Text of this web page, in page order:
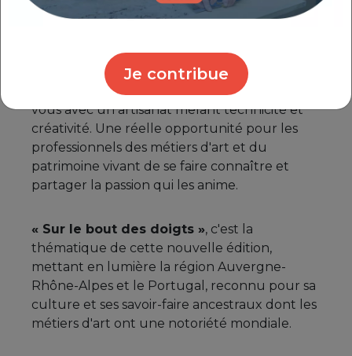
Je contribue
Une variété de formats représentative de la
Tous les ans, au printemps, des publics de
tous horizons, toutes générations ont rendez-
vous avec un artisanat mêlant technicité et
créativité. Une réelle opportunité pour les
professionnels des métiers d'art et du
patrimoine vivant de se faire connaître et
partager la passion qui les anime.
« Sur le bout des doigts », c'est la
thématique de cette nouvelle édition,
mettant en lumière la région Auvergne-
Rhône-Alpes et le Portugal, reconnu pour sa
culture et ses savoir-faire ancestraux dont les
métiers d'art ont une notoriété mondiale.